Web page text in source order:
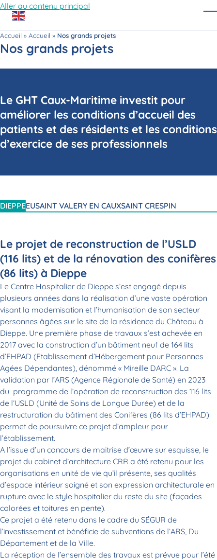
Aller au contenu principal
Accueil » Accueil » Nos grands projets
Nos grands projets
Le GHT Caux-Maritime investit pour
améliorer les conditions d’accueil des
patients et des résidents et les conditions
d’exercice de ses professionnels
DIEPPEEUSAINT VALERY EN CAUXSAINT CRESPIN
Le projet de reconstruction de l’USLD
(116 lits) et de la rénovation des conifères
(86 lits) à Dieppe
Le Centre Hospitalier de Dieppe s’est engagé depuis
plusieurs années dans la réalisation d’une vaste opération
visant la modernisation et l’humanisation de son secteur
personnes âgées sur le site de la résidence du Château à
Dieppe. Une première phase de travaux s’est achevée en
2017 avec la construction d’un bâtiment neuf de 164 lits
d’EHPAD (Etablissement d’Hébergement pour Personnes
Agées Dépendantes), dénommé « Mireille DARC ». La
validation par l’ARS (Agence Régionale de Santé) en 2023
du programme de l’opération de reconstruction des 116 lits
de l‘USLD (Unité de Soins de Longue Durée) et de la
restructuration du bâtiment des Conifères (86 lits d’EHPAD)
permet de poursuivre ce projet d’ampleur pour
l’établissement.
A l’issue d’un concours de maitrise d’œuvre sur esquisse, le
projet du cabinet d’architecture CRR a été retenu pour les
organisations en unité de vie qu’il présente, ses qualités
d’espace intérieur soigné et son expression architecturale en
rupture avec le style hospitalier du reste du site (façades
colorées et toitures en pente).
Ce projet a été retenu dans le cadre du SÉGUR de
l’investissement et bénéficie de subventions de l’ARS, Du
Département et de la Ville.
La réception de l’ensemble des travaux est prévue pour l’été